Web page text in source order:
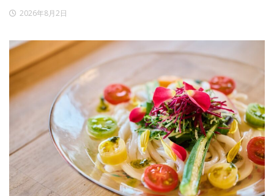
2026年8月2日